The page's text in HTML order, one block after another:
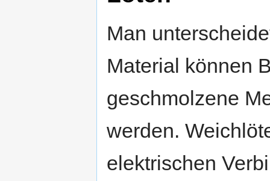
Man
Material können
geschmolzene
werden.
elektrischen